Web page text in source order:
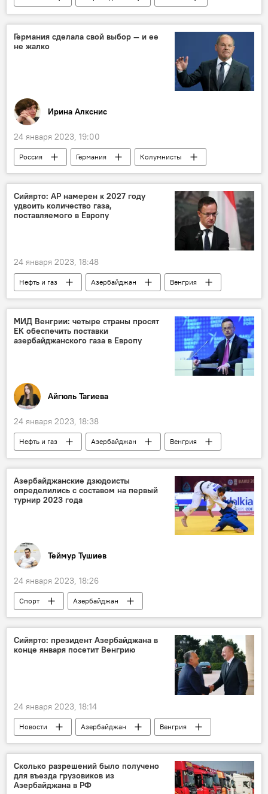
Ильхам Алиев
граница
финансовые преступления
Германия сделала свой выбор — и ее
не жалко
Ирина Алкснис
24 января 2023, 19:00
Россия Германия
Колумнисты
ФРГ
Олаф Шольц США
Сийярто: АР намерен к 2027 году
удвоить количество газа,
поставляемого в Европу
24 января 2023, 18:48
Нефть и газ Азербайджан
Венгрия
Газ
Турция ЕС
МИД Венгрии: четыре страны просят
ЕК обеспечить поставки
азербайджанского газа в Европу
Айгюль Тагиева
24 января 2023, 18:38
Нефть и газ Азербайджан
Венгрия
Балканы
Румыния
Болгария
Словакия
Петер Сийярто ЕС
Азербайджанские дзюдоисты
определились с составом на первый
турнир 2023 года
Теймур Тушиев
24 января 2023, 18:26
Спорт
Азербайджан
национальная сборная
турнир
Португалия
дзюдо
Рустам Оруджев
Сийярто: президент Азербайджана в
конце января посетит Венгрию
24 января 2023, 18:14
Новости Азербайджан
Венгрия
энергетика
Ильхам Алиев
Петер Сийярто
Сколько разрешений было получено
для въезда грузовиков из
Азербайджана в РФ